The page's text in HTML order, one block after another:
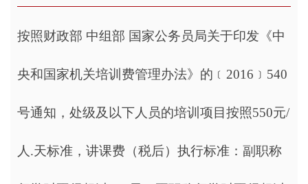
按照财政部 中组部 国家公务员局关于印发《中
央和国家机关培训费管理办法》的﹝2016﹞540
号通知，处级及以下人员的培训项目按照550元/
人.天标准，讲课费（税后）执行标准：副职称